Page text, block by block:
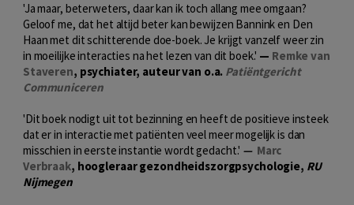
'Ja maar, beterweters, daar kan ik toch allang mee omgaan?
Geloof me, dat het altijd beter kan bewijzen Bannink en Den
Haan met dit schitterende doe-boek. Je krijgt vanzelf weer zin
in moeilijke interacties na het lezen van dit boek.' — Remke van
Staveren, psychiater, auteur van o.a. Patiëntgericht
Communiceren
'Dit boek nodigt uit tot bezinning en heeft de positieve insteek
dat er in interactie met patiënten veel meer mogelijk is dan
misschien in eerste instantie wordt gedacht.' — Marc
Verbraak, hoogleraar gezondheidszorgpsychologie, RU
Nijmegen